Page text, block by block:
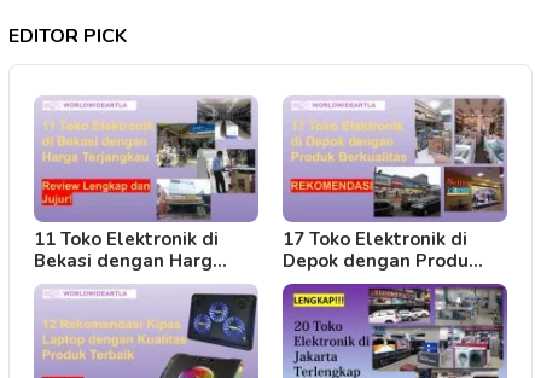
EDITOR PICK
11 Toko Elektronik di
Bekasi dengan Harg…
17 Toko Elektronik di
Depok dengan Produ…